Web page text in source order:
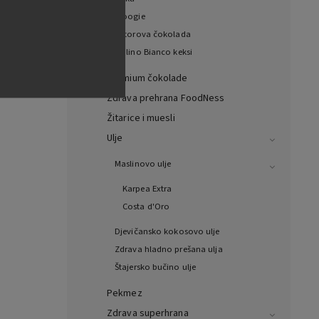
Woogie
Witorova čokolada
Mulino Bianco keksi
Premium čokolade
Zdrava prehrana FoodNess
Žitarice i muesli
Ulje
Maslinovo ulje
Karpea Extra
Costa d'Oro
Djevičansko kokosovo ulje
Zdrava hladno prešana ulja
Štajersko bučino ulje
Pekmez
Zdrava superhrana